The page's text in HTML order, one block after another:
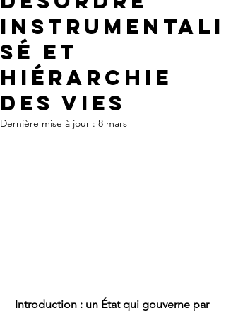
instrumentali
sé et
hiérarchie
des vies
Dernière mise à jour : 8 mars
Introduction : un État qui gouverne par